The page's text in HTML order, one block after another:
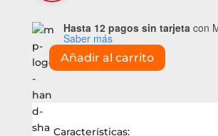
Hasta 12 pagos sin tarjeta con
Saber más
Soporte
para
taladro
(YSM602)
cantidad
Añadir al carrito
Características: